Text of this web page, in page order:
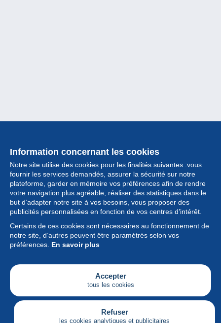
Information concernant les cookies
Notre site utilise des cookies pour les finalités suivantes :vous
fournir les services demandés, assurer la sécurité sur notre
plateforme, garder en mémoire vos préférences afin de rendre
votre navigation plus agréable, réaliser des statistiques dans le
but d’adapter notre site à vos besoins, vous proposer des
publicités personnalisées en fonction de vos centres d’intérêt.
Certains de ces cookies sont nécessaires au fonctionnement de
notre site, d’autres peuvent être paramétrés selon vos
préférences. En savoir plus
Accepter
tous les cookies
Refuser
les cookies analytiques et publicitaires
Collection
Actualités
Fonctionnalités
Société
Services
Articles